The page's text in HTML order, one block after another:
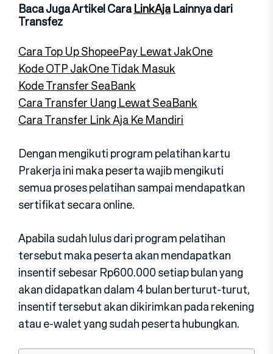
Baca Juga Artikel CaraLinkAjaLainnya dari
Transfez
Cara Top Up ShopeePay Lewat JakOne
Kode OTP JakOne Tidak Masuk
Kode Transfer SeaBank
Cara Transfer Uang Lewat SeaBank
Cara Transfer Link Aja Ke Mandiri
Dengan mengikuti program pelatihan kartu
Prakerja ini maka peserta wajib mengikuti
semua proses pelatihan sampai mendapatkan
sertifikat secara online.
Apabila sudah lulus dari program pelatihan
tersebut maka peserta akan mendapatkan
insentif sebesar Rp600.000 setiap bulan yang
akan didapatkan dalam 4 bulan berturut-turut,
insentif tersebut akan dikirimkan pada rekening
atau e-walet yang sudah peserta hubungkan.